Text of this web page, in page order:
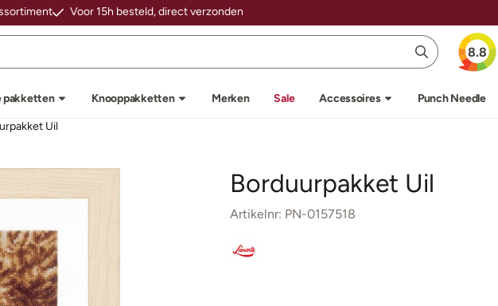
alle cookies toe.Voor 15h besteld, direct verzonden
8.8
pakketten Knooppakketten Merken Sale Accessoires Punch Needle
Uil
Borduurpakket Uil
Artikelnr: PN-0157518